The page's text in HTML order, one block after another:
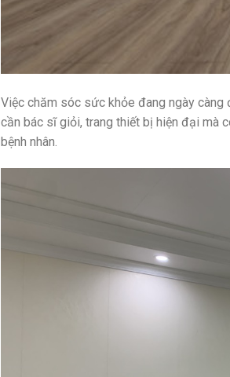
Việc chăm sóc sức khỏe đang ngày càng
cần bác sĩ giỏi, trang thiết bị hiện đại mà
bệnh nhân.